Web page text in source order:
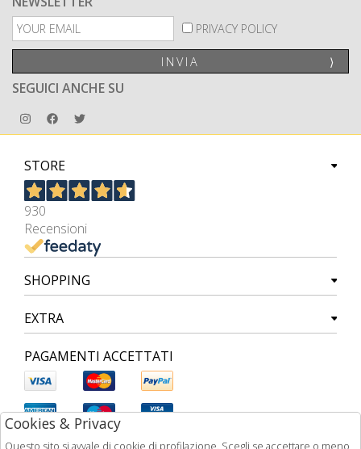
PRIVACY POLICY
INVIA ⟩
SEGUICI ANCHE SU
STORE
930
Recensioni
SHOPPING
EXTRA
PAGAMENTI ACCETTATI
Cookies & Privacy
Questo sito si avvale di cookie di profilazione. Scegli se accettare o meno